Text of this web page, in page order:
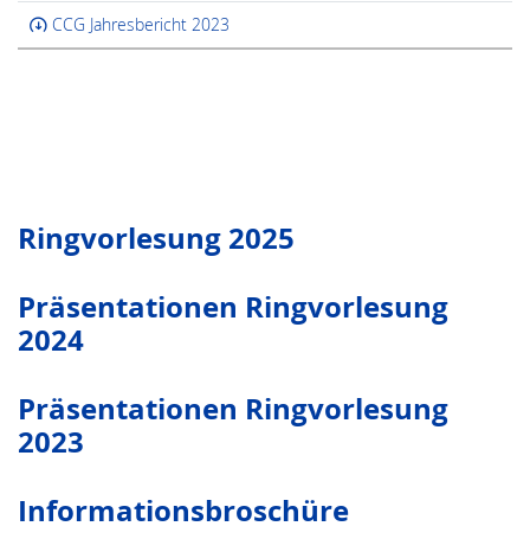
CCG Jahresbericht 2023
Ringvorlesung 2025
Präsentationen Ringvorlesung
2024
Präsentationen Ringvorlesung
2023
Infor­mationsbroschüre